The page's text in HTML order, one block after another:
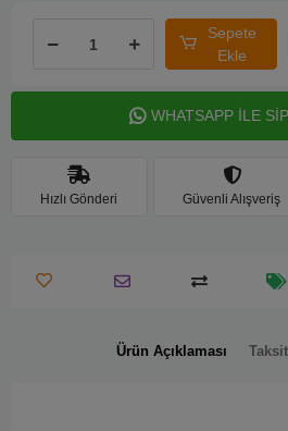
Sepete
Ekle
WHATSAPP İLE
Hızlı Gönderi Güvenli Alışveriş
Ürün Açıklaması